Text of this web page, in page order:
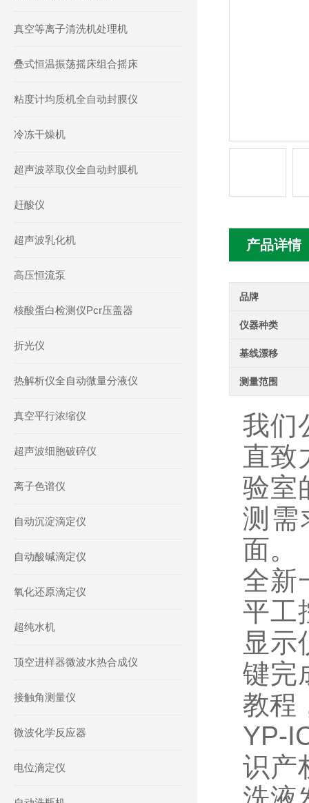
产品详情
品牌
仪器种类
基线漂移
测量范围
我们
直致
验室
测需
面。
全新
平工
显示
键完
教程
YP-
识产
真空等离子清洗机处理机
叠式恒温振荡摇床组合摇床
粘度计均质机全自动封膜仪
冷冻干燥机
超声波萃取仪全自动封膜机
赶酸仪
超声波乳化机
高压恒流泵
核酸蛋白检测仪Pcr压盖器
折光仪
热解析仪全自动微量分液仪
真空平行浓缩仪
超声波细胞破碎仪
离子色谱仪
自动沉淀滴定仪
自动酸碱滴定仪
氧化还原滴定仪
超纯水机
顶空进样器微波水热合成仪
接触角测量仪
微波化学反应器
电位滴定仪